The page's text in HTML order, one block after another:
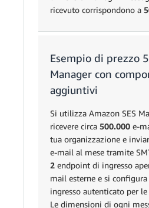
Costi totali per l'utilizzo
Dati dei
messaggi
in uscita
0,000032
IP dedicati
(standard)
30
Costi totali per l'utilizzo
standard)
ricevuto corrispondono a
Unità
Endpoint
di
ingresso
aperto
Esempio di prezzo
Manager con
aggiuntivi
Si utilizza Amazon SES
ricevere circa 500.000 e-
tua organizzazione e
e-mail al mese tramite
2 endpoint di ingresso
mail esterne e si
ingresso autenticato per
Le dimensioni di ogni